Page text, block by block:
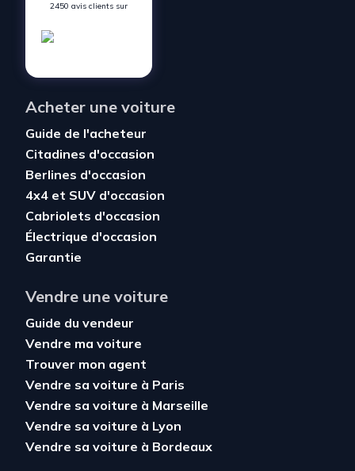
2450 avis clients sur
Acheter une voiture
Guide de l'acheteur
Citadines d'occasion
Berlines d'occasion
4x4 et SUV d'occasion
Cabriolets d'occasion
Électrique d'occasion
Garantie
Vendre une voiture
Guide du vendeur
Vendre ma voiture
Trouver mon agent
Vendre sa voiture à Paris
Vendre sa voiture à Marseille
Vendre sa voiture à Lyon
Vendre sa voiture à Bordeaux